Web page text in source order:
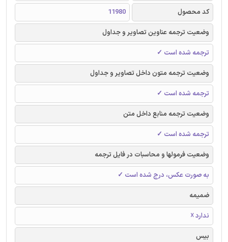
کد محصول
11980
وضعیت ترجمه عناوین تصاویر و جداول
ترجمه شده است ✓
وضعیت ترجمه متون داخل تصاویر و جداول
ترجمه شده است ✓
وضعیت ترجمه منابع داخل متن
ترجمه شده است ✓
وضعیت فرمولها و محاسبات در فایل ترجمه
به صورت عکس، درج شده است ✓
ضمیمه
ندارد ☓
بیس